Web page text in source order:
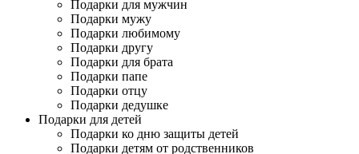
Подарки для мужчин
Подарки мужу
Подарки любимому
Подарки другу
Подарки для брата
Подарки папе
Подарки отцу
Подарки дедушке
Подарки для детей
Подарки ко дню защиты детей
Подарки детям от родственников